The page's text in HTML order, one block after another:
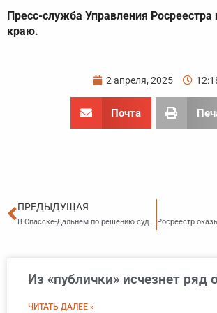
Пресс-служба Управления
краю.
2 апреля, 2025
Почта
Пред
ПРЕДЫДУЩАЯ
В Спасске-Дальнем по решению суда отремонтированы дороги
Из «публички» исчезнет ряд
ЧИТАТЬ ДАЛЕЕ »